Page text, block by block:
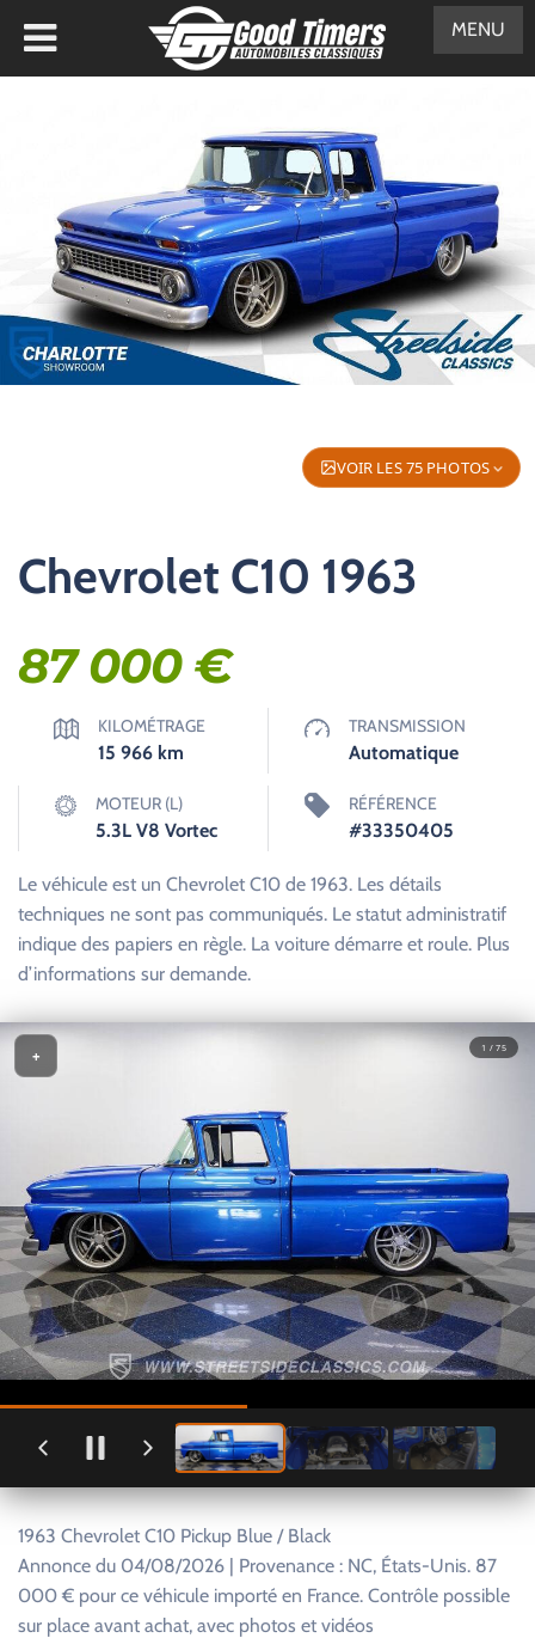
VOIR LES 75 PHOTOS
Chevrolet C10 1963
87 000€
KILOMÉTRAGE
15 966 km
TRANSMISSION
Automatique
MOTEUR (L)
5.3L V8 Vortec
RÉFÉRENCE
#33350405
Le véhicule est un Chevrolet C10 de 1963. Les détails
techniques ne sont pas communiqués. Le statut administratif
indique des papiers en règle. La voiture démarre et roule. Plus
d’informations sur demande.
1 / 75
+
1963 Chevrolet C10 Pickup Blue / Black
Annonce du 04/08/2026 | Provenance : NC, États-Unis. 87
000 € pour ce véhicule importé en France. Contrôle possible
sur place avant achat, avec photos et vidéos
MENU